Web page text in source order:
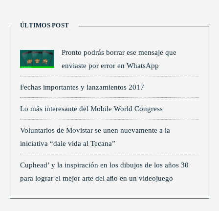
ÚLTIMOS POST
Pronto podrás borrar ese mensaje que
enviaste por error en WhatsApp
Fechas importantes y lanzamientos 2017
Lo más interesante del Mobile World Congress
Voluntarios de Movistar se unen nuevamente a la
iniciativa “dale vida al Tecana”
Cuphead’ y la inspiración en los dibujos de los años 30
para lograr el mejor arte del año en un videojuego